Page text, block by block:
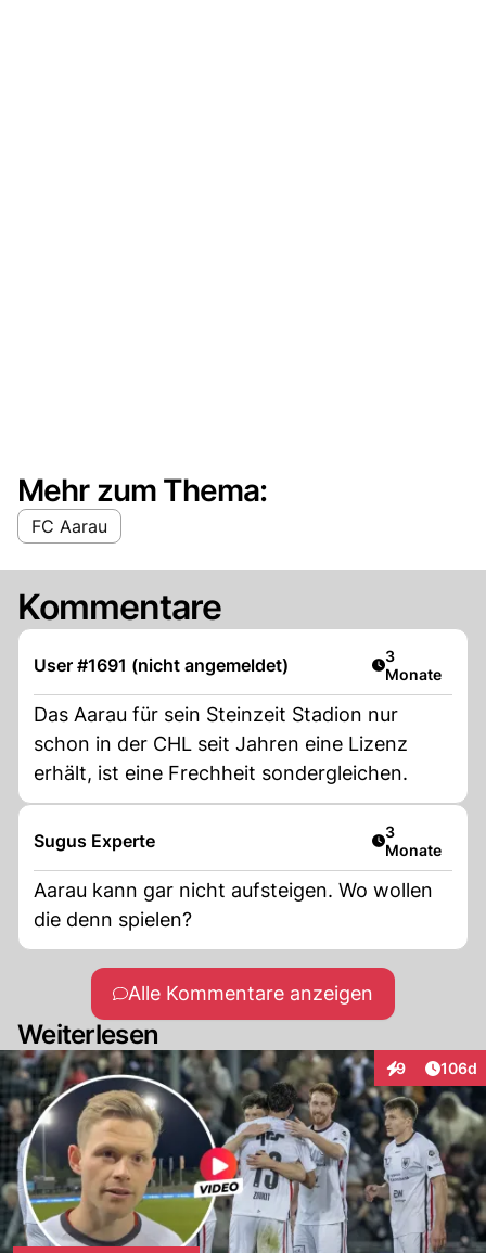
Mehr zum Thema:
FC Aarau
Kommentare
User #1691 (nicht angemeldet) Artikel
3
Monate
Das Aarau für sein Steinzeit Stadion nur
schon in der CHL seit Jahren eine Lizenz
erhält, ist eine Frechheit sondergleichen.
Sugus Experte Artikel
3
Monate
Aarau kann gar nicht aufsteigen. Wo wollen
die denn spielen?
Alle Kommentare anzeigen
Weiterlesen
9
Interaktionen
106d